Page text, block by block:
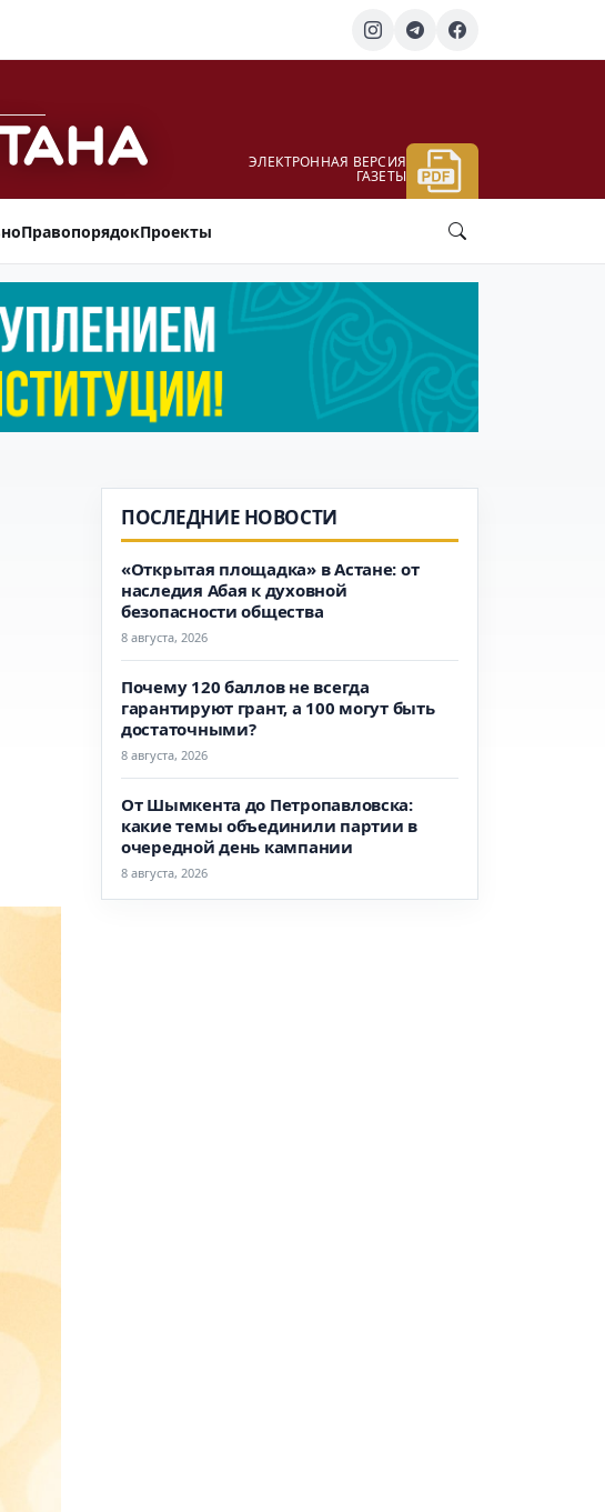
ЭЛЕКТРОННАЯ ВЕРСИЯ
ГАЗЕТЫ
ПравопорядокПроекты
ПОСЛЕДНИЕ НОВОСТИ
«Открытая площадка» в Астане: от
наследия Абая к духовной
безопасности общества
8 августа, 2026
Почему 120 баллов не всегда
гарантируют грант, а 100 могут быть
достаточными?
8 августа, 2026
От Шымкента до Петропавловска:
какие темы объединили партии в
очередной день кампании
8 августа, 2026